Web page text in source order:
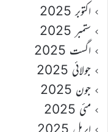
اکتوبر 2025
ستمبر 2025
اگست 2025
جولائی 2025
جون 2025
مئی 2025
اپریل 2025